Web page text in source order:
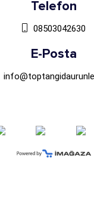
Telefon
08503042630
E-Posta